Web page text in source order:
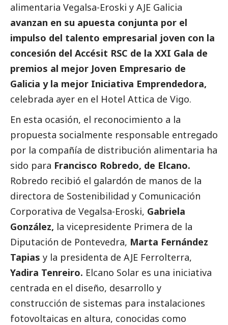
alimentaria Vegalsa-Eroski y AJE Galicia
avanzan en su apuesta conjunta por el
impulso del talento empresarial joven con la
concesión del Accésit RSC de la XXI Gala de
premios al mejor Joven Empresario de
Galicia y la mejor Iniciativa Emprendedora,
celebrada ayer en el Hotel Attica de Vigo.
En esta ocasión, el reconocimiento a la
propuesta socialmente responsable entregado
por la compañía de distribución alimentaria ha
sido para Francisco Robredo, de Elcano.
Robredo recibió el galardón de manos de la
directora de Sostenibilidad y Comunicación
Corporativa de Vegalsa-Eroski, Gabriela
González, la vicepresidente Primera de la
Diputación de Pontevedra, Marta Fernández
Tapias y la presidenta de AJE Ferrolterra,
Yadira Tenreiro. Elcano Solar es una iniciativa
centrada en el diseño, desarrollo y
construcción de sistemas para instalaciones
fotovoltaicas en altura, conocidas como